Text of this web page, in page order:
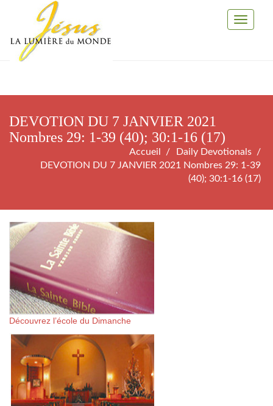
Toggle
DEVOTION DU 7 JANVIER 2021
Nombres 29: 1-39 (40); 30:1-16 (17)
Accueil
Daily Devotionals
DEVOTION DU 7 JANVIER 2021 Nombres 29: 1-39
(40); 30:1-16 (17)
Découvrez l’école du Dimanche